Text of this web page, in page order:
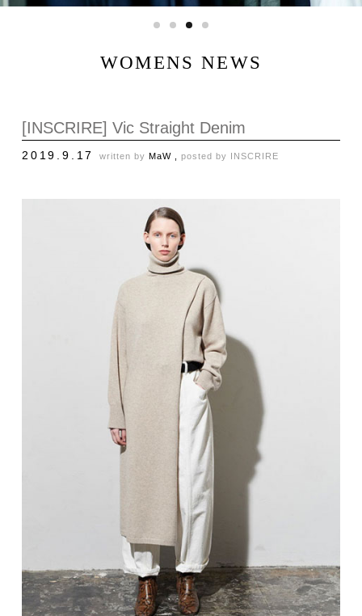
WOMENS NEWS
[INSCRIRE] Vic Straight Denim
2019.9.17 written by MaW , posted by INSCRIRE